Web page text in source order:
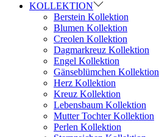
KOLLEKTION
Berstein Kollektion
Blumen Kollektion
Creolen Kollektion
Dagmarkreuz Kollektion
Engel Kollektion
Gänseblümchen Kollektion
Herz Kollektion
Kreuz Kollektion
Lebensbaum Kollektion
Mutter Tochter Kollektion
Perlen Kollektion